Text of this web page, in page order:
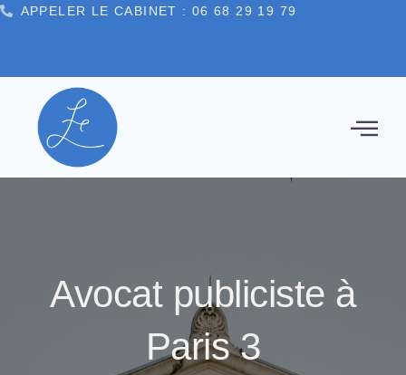
principal
APPELER LE CABINET : 06 68 29 19 79
Avocat publiciste à
Paris 3